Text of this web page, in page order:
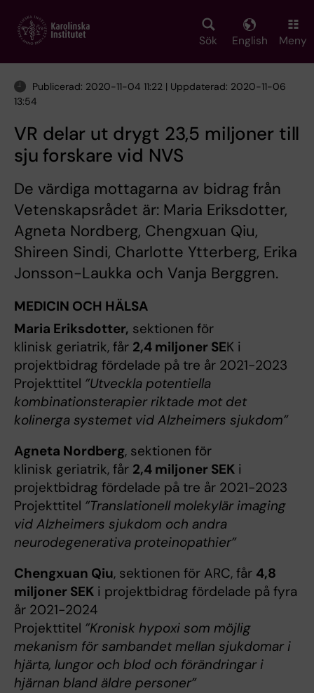
main
Sök English Meny
Publicerad: 2020-11-04 11:22 | Uppdaterad: 2020-11-06
13:54
VR delar ut drygt 23,5 miljoner till
sju forskare vid NVS
De värdiga mottagarna av bidrag från
Vetenskapsrådet är: Maria Eriksdotter,
Agneta Nordberg, Chengxuan Qiu,
Shireen Sindi, Charlotte Ytterberg, Erika
Jonsson-Laukka och Vanja Berggren.
MEDICIN OCH HÄLSA
Maria Eriksdotter, sektionen för
klinisk geriatrik, får 2,4 miljoner SEK i
projektbidrag fördelade på tre år 2021-2023
Projekttitel ”Utveckla potentiella
kombinationsterapier riktade mot det
kolinerga systemet vid Alzheimers sjukdom”
Agneta Nordberg, sektionen för
klinisk geriatrik, får 2,4 miljoner SEK i
projektbidrag fördelade på tre år 2021-2023
Projekttitel ”Translationell molekylär imaging
vid Alzheimers sjukdom och andra
neurodegenerativa proteinopathier”
Chengxuan Qiu, sektionen för ARC, får 4,8
miljoner SEK i projektbidrag fördelade på fyra
år 2021-2024
Projekttitel ”Kronisk hypoxi som möjlig
mekanism för sambandet mellan sjukdomar i
hjärta, lungor och blod och förändringar i
hjärnan bland äldre personer”